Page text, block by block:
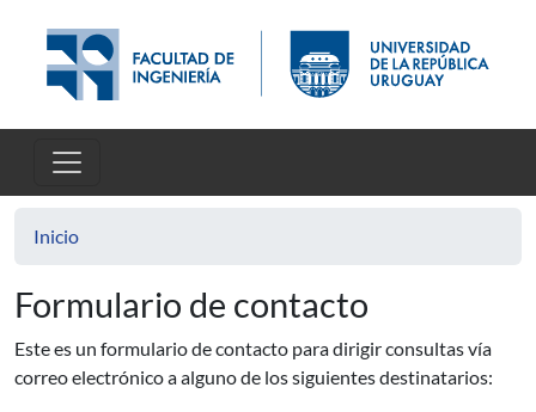
Inicio
Formulario de contacto
Este es un formulario de contacto para dirigir consultas vía
correo electrónico a alguno de los siguientes destinatarios: